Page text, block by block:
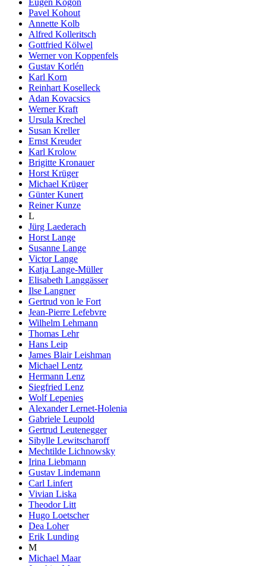
Pavel Kohout
Annette Kolb
Alfred Kolleritsch
Gottfried Kölwel
Werner von Koppenfels
Gustav Korlén
Karl Korn
Reinhart Koselleck
Adan Kovacsics
Werner Kraft
Ursula Krechel
Susan Kreller
Ernst Kreuder
Karl Krolow
Brigitte Kronauer
Horst Krüger
Michael Krüger
Günter Kunert
Reiner Kunze
L
Jürg Laederach
Horst Lange
Susanne Lange
Victor Lange
Katja Lange-Müller
Elisabeth Langgässer
Ilse Langner
Gertrud von le Fort
Jean-Pierre Lefebvre
Wilhelm Lehmann
Thomas Lehr
Hans Leip
James Blair Leishman
Michael Lentz
Hermann Lenz
Siegfried Lenz
Wolf Lepenies
Alexander Lernet-Holenia
Gabriele Leupold
Gertrud Leutenegger
Sibylle Lewitscharoff
Mechtilde Lichnowsky
Irina Liebmann
Gustav Lindemann
Carl Linfert
Vivian Liska
Theodor Litt
Hugo Loetscher
Dea Loher
Erik Lunding
M
Michael Maar